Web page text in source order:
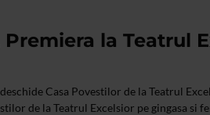
la Teatrul
Casa Povestilor de la Teatrul
de la Teatrul Excelsior pe gingasa si